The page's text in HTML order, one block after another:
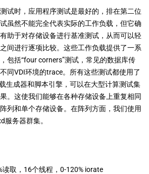
试时，应用程序测试是最好的，排在第二位
虽然不能完全代表实际的工作负载，但它确
助于对存储设备进行基准测试，从而可以轻
间进行逐项比较。这些工作负载提供了一系
包括“four corners”测试，常见的数据库传
同VDI环境的trace。所有这些测试都使用了
生成器和脚本引擎，可以在大型计算测试集
。这使我们能够在各种存储设备上重复相同
列和单个存储设备。在阵列方面，我们使用
服务器群集。
读取，16个线程，0-120% iorate